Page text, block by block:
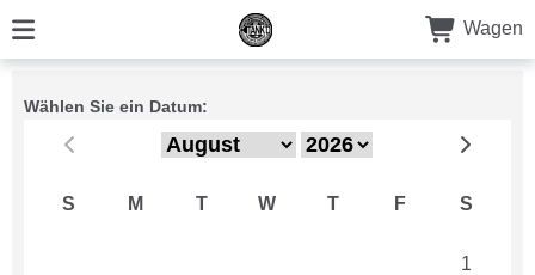
Wagen
Wählen Sie ein Datum:
S M T W T F S
1